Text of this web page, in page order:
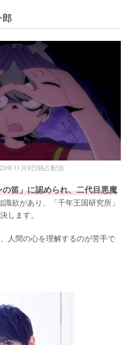
郎
年11月9日独占配信
笛」に認められ、二代目悪魔
識欲があり、「千年王国研究所」
します。
人間の心を理解するのが苦手で